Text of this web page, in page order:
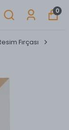
0
Fırçası